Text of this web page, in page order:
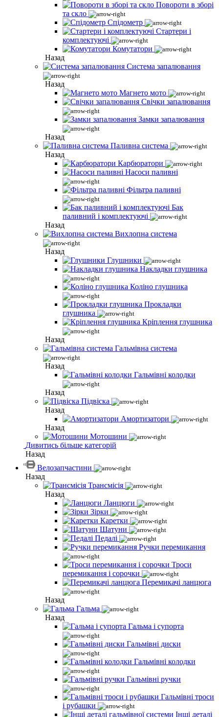
Повороти в зборі
та скло
Спідометр
Стартери і
комплектуючі
Комутатори
Назад
Система запалювання
Назад
Магнето мото
Свічки запалювання
Замки запалювання
Назад
Паливна система
Назад
Карбюратори
Насоси паливні
Фільтра паливні
Бак
паливний і комплектуючі
Назад
Вихлопна система
Назад
Глушники
Накладки глушника
Коліно глушника
Прокладки
глушника
Кріплення глушника
Назад
Гальмівна система
Назад
Гальмівні колодки
Назад
Підвіска
Назад
Амортизатори
Назад
Мотошини
Дивитись більше категорій
Назад
Велозапчастини
Назад
Трансмісія
Назад
Ланцюги
Зірки
Каретки
Шатуни
Педалі
Ручки перемикання
Троси
перемикання і сорочки
Перемикачі ланцюга
Назад
Гальма
Назад
Гальма і супорта
Гальмівні диски
Гальмівні колодки
Гальмівні ручки
Гальмівні троси
і рубашки
Інші деталі